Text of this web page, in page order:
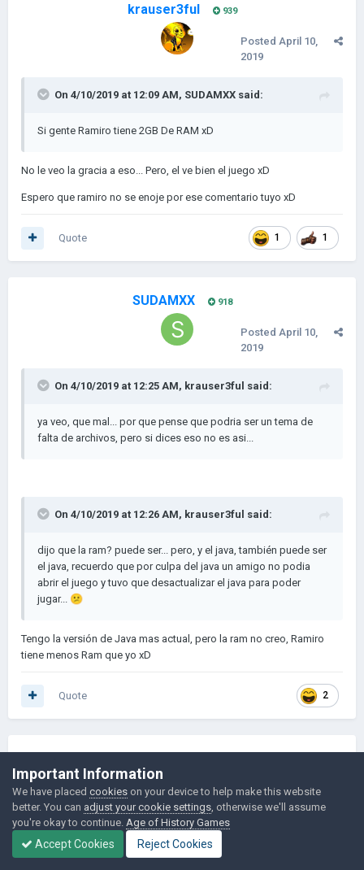
krauser3ful 939
Posted April 10,
2019
On 4/10/2019 at 12:09 AM, SUDAMXX said:
Si gente Ramiro tiene 2GB De RAM xD
No le veo la gracia a eso... Pero, el ve bien el juego xD
Espero que ramiro no se enoje por ese comentario tuyo xD
1 1
Quote
SUDAMXX 918
Posted April 10,
2019
On 4/10/2019 at 12:25 AM, krauser3ful said:
ya veo, que mal... por que pense que podria ser un tema de
falta de archivos, pero si dices eso no es asi...
On 4/10/2019 at 12:26 AM, krauser3ful said:
dijo que la ram? puede ser... pero, y el java, también puede ser
el java, recuerdo que por culpa del java un amigo no podia
abrir el juego y tuvo que desactualizar el java para poder
jugar... 😕
Tengo la versión de Java mas actual, pero la ram no creo, Ramiro
tiene menos Ram que yo xD
2
Quote
PostedApril 10,
2019
On 4/10/2019 at 12:24 AM,SUDAMXX
Important Information
We have placed cookies on your device to help make this website
better. You can adjust your cookie settings , otherwise we'll assume
you're okay to continue. Age of History Games
Accept Cookies Reject Cookies